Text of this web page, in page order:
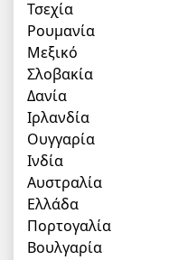
Τσεχία
Ρουμανία
Μεξικό
Σλοβακία
Δανία
Ιρλανδία
Ουγγαρία
Ινδία
Αυστραλία
Ελλάδα
Πορτογαλία
Βουλγαρία